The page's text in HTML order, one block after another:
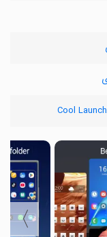
Cool
〉